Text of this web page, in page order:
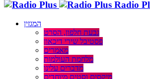
Radio
המגזין
גבעת חלפון, הסרט
פסטיבל שירי דיכאון
מאמרים
מלחמת העולמות
מדברים עלינו
מיקסים וסטים מיוחדים